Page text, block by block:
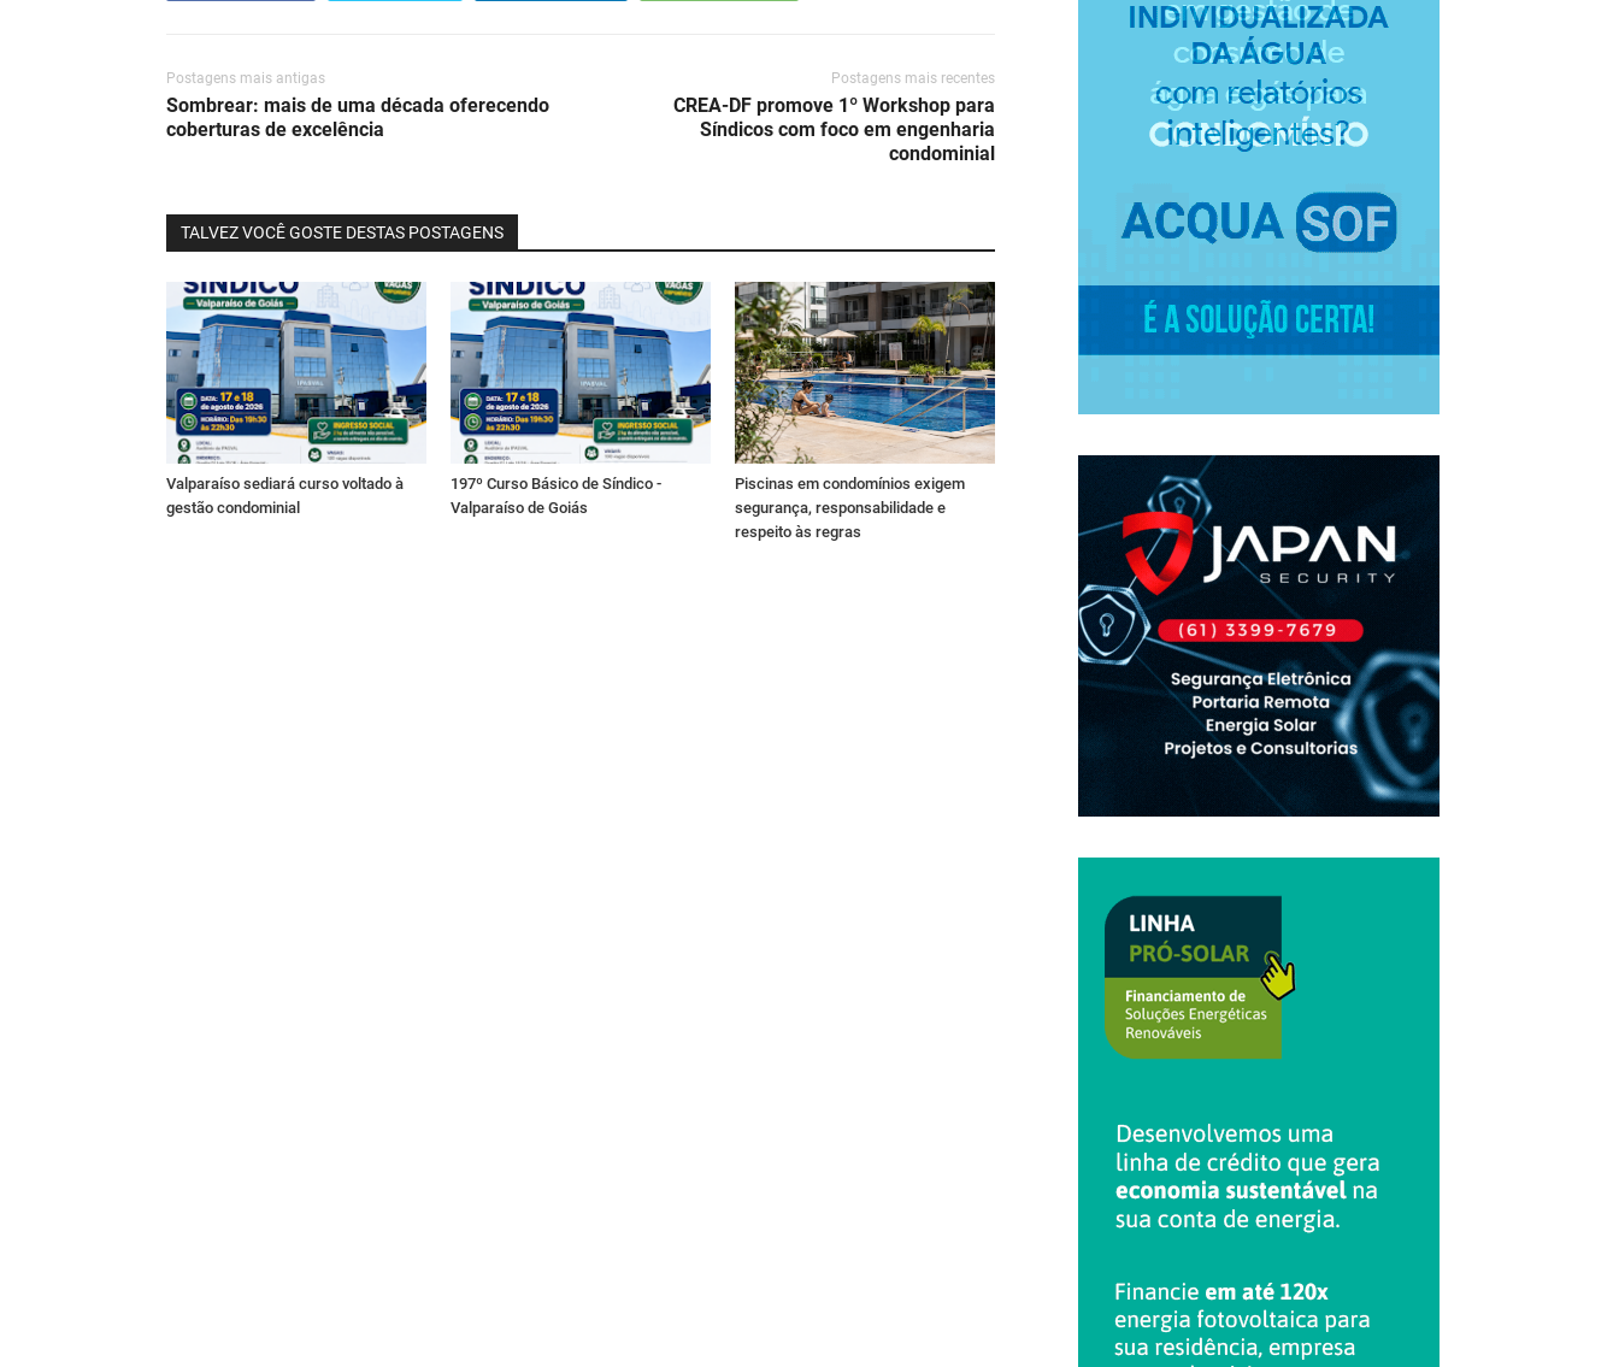
Postagens mais antigas
Sombrear: mais de uma década oferecendo
coberturas de excelência
Postagens mais recentes
CREA-DF promove 1º Workshop para
Síndicos com foco em engenharia
condominial
TALVEZ VOCÊ GOSTE DESTAS POSTAGENS
Valparaíso sediará curso voltado à
gestão condominial
197º Curso Básico de Síndico -
Valparaíso de Goiás
Piscinas em condomínios exigem
segurança, responsabilidade e
respeito às regras